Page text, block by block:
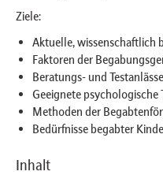
Ziele:
Aktuelle, wissenschaftlich
Faktoren der
Beratungs- und
Geeignete
Methoden der
Bedürfnisse begabter
Inhalt